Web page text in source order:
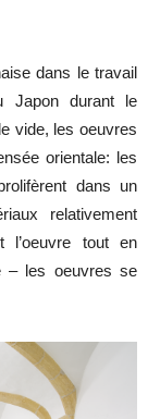
dans le travail
Japon durant le
vide, les oeuvres
orientale: les
dans un
relativement
l’oeuvre tout en
– les oeuvres se